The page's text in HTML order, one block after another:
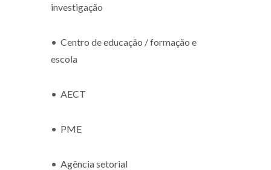
investigação
• Centro de educação / formação e
escola
• AECT
• PME
• Agência setorial